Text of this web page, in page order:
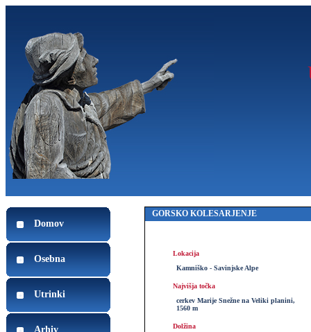
Domov
Osebna
Utrinki
Arhiv
GORSKO KOLESARJENJE
Lokacija
Kamniško - Savinjske Alpe
Najvišja točka
cerkev Marije Snežne na Veliki planini,
1560 m
Dolžina